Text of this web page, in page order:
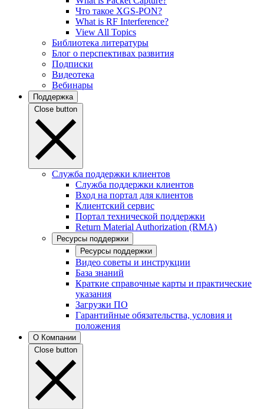
Что такое XGS-PON?
What is RF Interference?
View All Topics
Библиотека литературы
Блог о перспективах развития
Подписки
Видеотека
Вебинары
Поддержка
Close button
Служба поддержки клиентов
Служба поддержки клиентов
Вход на портал для клиентов
Клиентский сервис
Портал технической поддержки
Return Material Authorization (RMA)
Ресурсы поддержки
Ресурсы поддержки
Видео советы и инструкции
База знаний
Краткие справочные карты и практические
указания
Загрузки ПО
Гарантийные обязательства, условия и
положения
О Компании
Close button